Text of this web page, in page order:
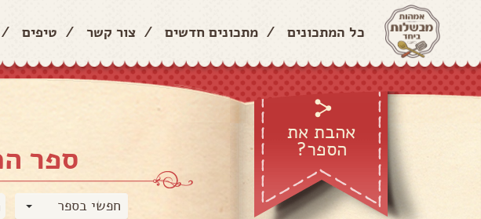
כל המתכונים / מתכונים חדשים / צור קשר / טיפים /
אהבת את
הספר? ספר
חפשי בספר